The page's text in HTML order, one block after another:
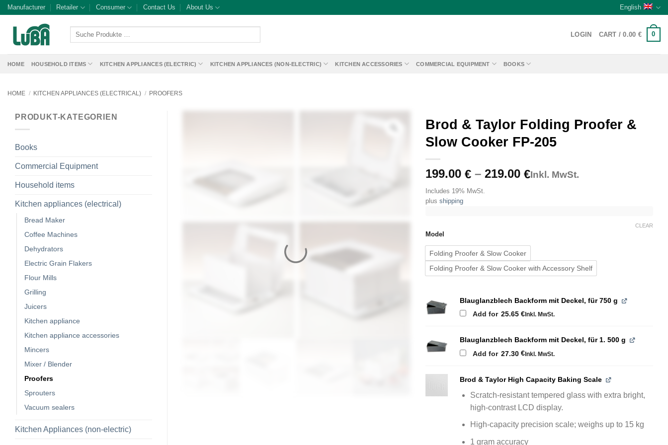
SkipManufacturer Retailer Consumer Contact Us About Us English
Suche
LOGIN CART /0.00 € 0
HOME HOUSEHOLD ITEMS KITCHEN APPLIANCES (ELECTRIC) KITCHEN APPLIANCES (NON-ELECTRIC) KITCHEN ACCESSORIES COMMERCIAL EQUIPMENT BOOKS
HOME / KITCHEN APPLIANCES (ELECTRICAL) / PROOFERS
PRODUKT-KATEGORIEN
Books
Commercial Equipment
Household items
Kitchen appliances (electrical)
Bread Maker
Coffee Machines
Dehydrators
Electric Grain Flakers
Flour Mills
Grilling
Juicers
Kitchen appliance
Kitchen appliance accessories
Mincers
Mixer / Blender
Proofers
Sprouters
Vacuum sealers
Kitchen Appliances (non-electric)
Brod & Taylor Folding Proofer &
Slow Cooker FP-205
199.00 € – 219.00 €Price
Inkl. MwSt.
Includes 19% MwSt.
plus shipping
Model
Folding Proofer & Slow Cooker
Folding Proofer & Slow Cooker with Accessory Shelf
CLEAR
Blauglanzblech Backform mit Deckel, für 750 g
Add for 25.65 €Inkl. MwSt.
Blauglanzblech Backform mit Deckel, für 1. 500 g
Add for 27.30 €Inkl. MwSt.
Brod & Taylor High Capacity Baking Scale
Scratch-resistant tempered glass with extra bright,
high-contrast LCD display.
High-capacity precision scale; weighs up to 15 kg
1 gram accuracy